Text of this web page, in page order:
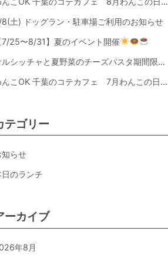
土) ドッグラン・駐車場ご利用のお知らせ
7/25〜8/31】夏のイベント開催
サルシッチャと夏野菜のチーズパスタ期間限定新メニュー登場！
わんこOK 千葉のコテカフェ 7月わんこの日 白身魚とカラフルやさいのオムレツ
テゴリー
知らせ
日のランチ
ーカイブ
年8月